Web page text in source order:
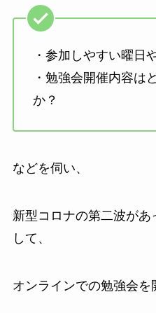
・参加しやすい曜日
・勉強会開催内容は
か？
などを伺い、
新型コロナの第二波が
して、
オンラインでの勉強会を